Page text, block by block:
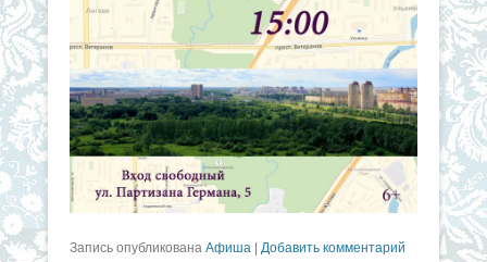
Запись опубликована Афиша Добавить комментарий